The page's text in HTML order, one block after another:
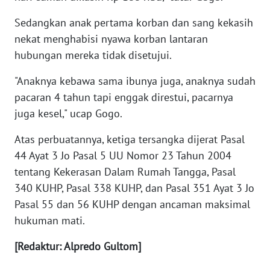
Sedangkan anak pertama korban dan sang kekasih
nekat menghabisi nyawa korban lantaran
hubungan mereka tidak disetujui.
"Anaknya kebawa sama ibunya juga, anaknya sudah
pacaran 4 tahun tapi enggak direstui, pacarnya
juga kesel," ucap Gogo.
Atas perbuatannya, ketiga tersangka dijerat Pasal
44 Ayat 3 Jo Pasal 5 UU Nomor 23 Tahun 2004
tentang Kekerasan Dalam Rumah Tangga, Pasal
340 KUHP, Pasal 338 KUHP, dan Pasal 351 Ayat 3 Jo
Pasal 55 dan 56 KUHP dengan ancaman maksimal
hukuman mati.
[Redaktur: Alpredo Gultom]
WN
NTB
WN
SULTENG
SULBAR
WN
BABEL
WN